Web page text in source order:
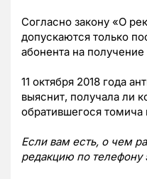
Согласно закону «О
допускаются только
абонента на
11 октября 2018 года
выяснит, получала ли
обратившегося
Если вам есть, о чем
редакцию по телефону